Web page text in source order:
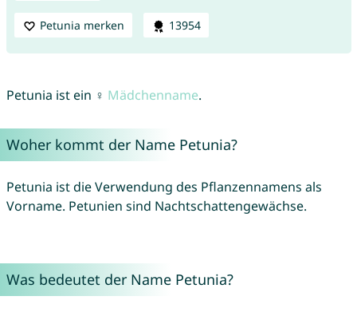
Petunia merken 13954
Petunia ist ein ♀ Mädchenname.
Woher kommt der Name Petunia?
Petunia ist die Verwendung des Pflanzennamens als
Vorname. Petunien sind Nachtschattengewächse.
Was bedeutet der Name Petunia?